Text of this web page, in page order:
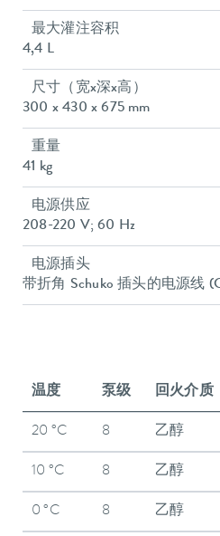
最大灌注容积
4,4 L
尺寸（宽x深x高）
300 x 430 x 675 mm
重量
41 kg
电源供应
208-220 V; 60 Hz
电源插头
带折角 Schuko 插头的电源线
温度 泵级 回火介质
20 °C 8 乙醇
10 °C 8 乙醇
0 °C 8 乙醇